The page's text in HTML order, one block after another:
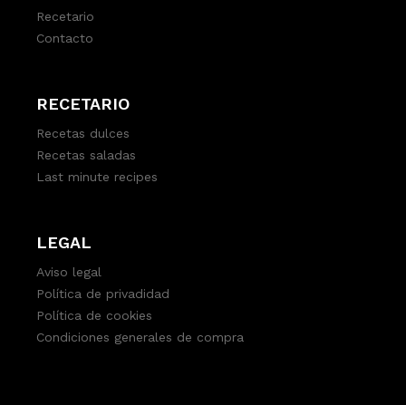
Recetario
Contacto
RECETARIO
Recetas dulces
Recetas saladas
Last minute recipes
LEGAL
Aviso legal
Política de privadidad
Política de cookies
Condiciones generales de compra